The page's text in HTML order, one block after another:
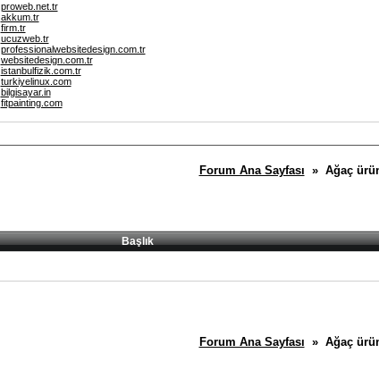
proweb.net.tr
akkum.tr
firm.tr
ucuzweb.tr
professionalwebsitedesign.com.tr
websitedesign.com.tr
istanbulfizik.com.tr
turkiyelinux.com
bilgisayar.in
fitpainting.com
Forum Ana Sayfası » Ağaç
Başlık
Forum Ana Sayfası » Ağaç